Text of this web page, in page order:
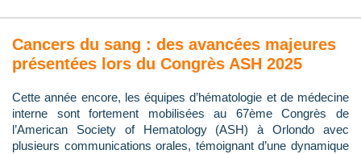
Cancers du sang : des avancées majeures
présentées lors du Congrès ASH 2025
Cette année encore, les équipes d’hématologie et de médecine
interne sont fortement mobilisées au 67ème Congrès de
l’American Society of Hematology (ASH) à Orlondo avec
plusieurs communications orales, témoignant d’une dynamique